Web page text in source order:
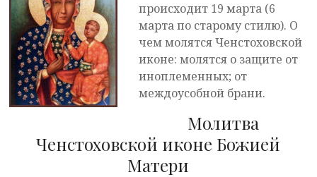
происходит 19 марта (6
марта по старому стилю). О
чем молятся Ченстоховской
иконе: молятся о защите от
иноплеменных; от
междоусобной брани.
Молитва
Ченстоховской иконе Божией
Матери